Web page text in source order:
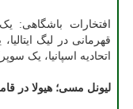
افتخارات باشگاهی:
قهرمانی در لیگ
اتحادیه اسپانیا، یک
لیونل مسی؛ هیولا در